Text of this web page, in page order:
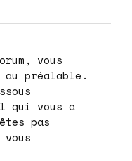
au préalable.
qui vous a
pas